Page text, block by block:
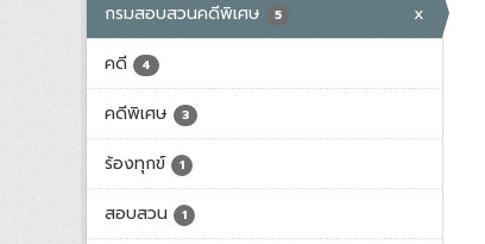
กรมสอบสวนคดีพิเศษ
5
x
คดี
4
คดีพิเศษ 3
ร้องทุกข์ 1
สอบสวน 1